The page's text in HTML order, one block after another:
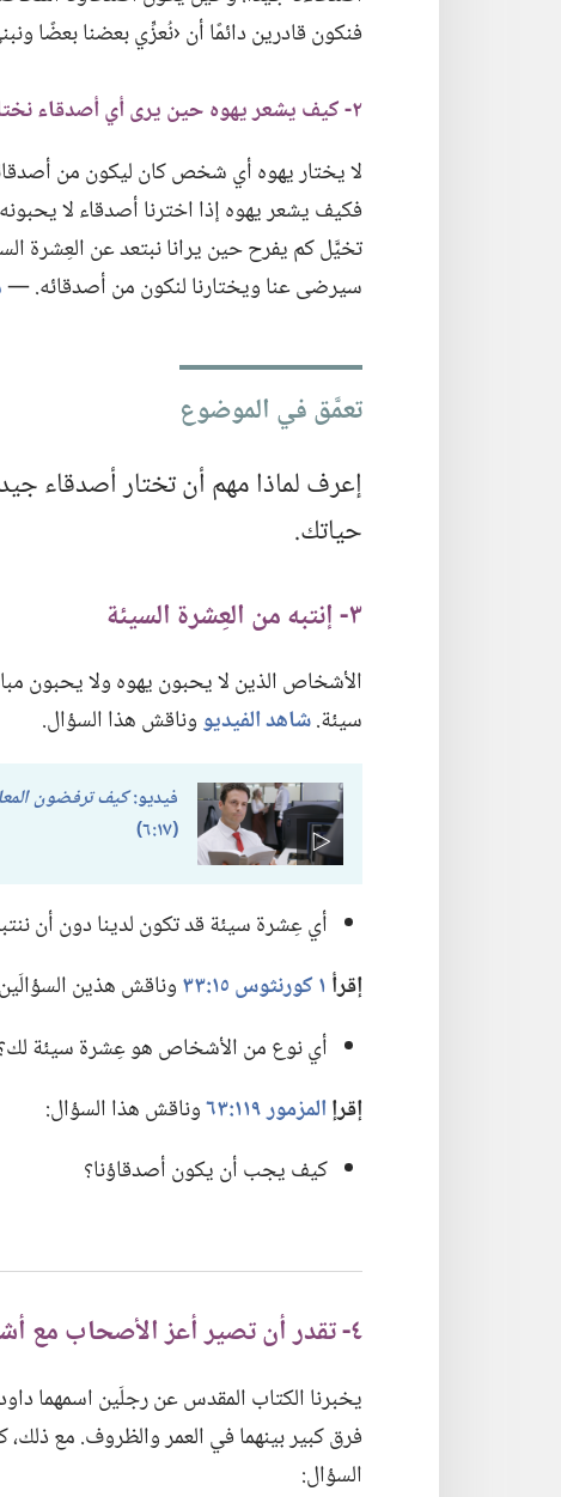
فنكون قادرين دائمًا أن ‹نُعزِّي بعضنا بعضًا
٢-‏ كيف يشعر يهوه حين يرى أي أصدقاء نختار؟‏
لا يختار يهوه أي شخص كان ليكون من
فكيف يشعر يهوه إذا اخترنا أصدقاء لا
تخيَّل كم يفرح حين يرانا نبتعد عن العِشرة
سيرضى عنا ويختارنا لنكون من أصدقائه.‏ —‏
تعمَّق في الموضوع
إعرف لماذا مهم أن تختار أصدقاء
حياتك.‏
٣-‏ إنتبه من العِشرة السيئة
الأشخاص الذين لا يحبون يهوه ولا يحبون
سيئة.‏شاهد الفيديووناقش هذا السؤال.‏
فيديو:‏كيف ترفضون
(‏١٧:‏٦)‏
أي عِشرة سيئة قد تكون لدينا دون أن
إقرأ ١ كورنثوس ١٥:‏٣٣
وناقش هذين
أي نوع من الأشخاص هو عِشرة سيئة لك؟‏
إقرإالمزمور ١١٩:‏٦٣
وناقش هذا السؤال:‏
كيف يجب أن يكون أصدقاؤنا؟‏
٤-‏ تقدر أن تصير أعز الأصحاب مع أشخاص مختلفين عنك
يخبرنا الكتاب المقدس عن رجلَين اسمهما
فرق كبير بينهما في العمر والظروف.‏ مع ذلك،‏
السؤال:‏